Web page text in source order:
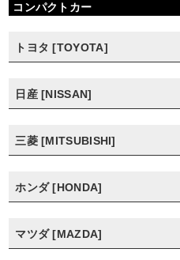
コンパクトカー
トヨタ [TOYOTA]
日産 [NISSAN]
三菱 [MITSUBISHI]
ホンダ [HONDA]
マツダ [MAZDA]